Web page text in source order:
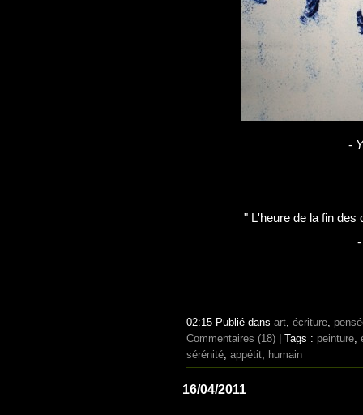
-
" L'heure de la fin des
02:15 Publié dans art, écriture,
Commentaires (18) | Tags : peinture,
sérénité, appétit, humain
16/04/2011